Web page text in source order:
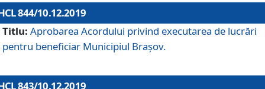
844/10.12.2019
Titlu: Aprobarea Acordului privind executarea de lucrări
pentru beneficiar Municipiul Brașov.
843/10.12.2019